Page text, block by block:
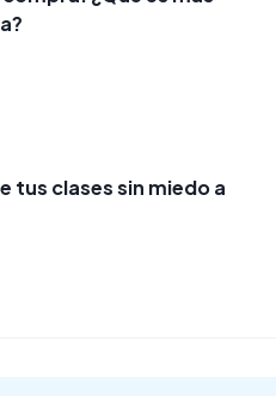
tus clases sin miedo a